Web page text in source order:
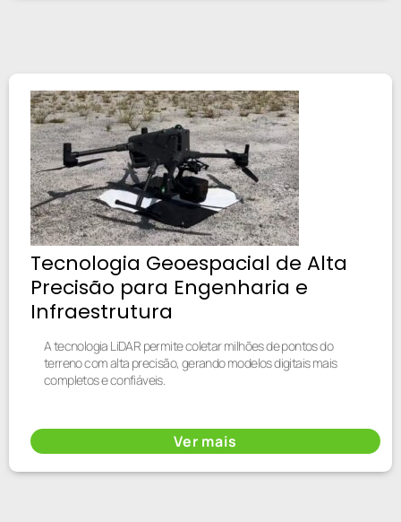
Tecnologia Geoespacial de Alta
Precisão para Engenharia e
Infraestrutura
A tecnologia LiDAR permite coletar milhões de pontos do
terreno com alta precisão, gerando modelos digitais mais
completos e confiáveis.
Ver mais